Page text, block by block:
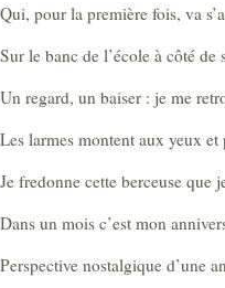
Qui, pour la première fois, va
Sur le banc de l’école à côté de
Un regard, un baiser : je me
Les larmes montent aux yeux et
Je fredonne cette berceuse que
Dans un mois c’est mon
Perspective nostalgique d’une